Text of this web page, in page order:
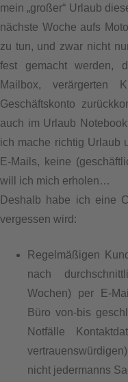
mein „großer“ Urlaub
nächste Woche aufs
zu tun, und zwar nicht
fest gemacht werden,
Mailbox, verärgerten
Geschäftskonto
auch im Urlaub
ich mache richtig Urlaub
E-Mails, keine
will ich mich erholen…
Deshalb habe ich eine
vergessen wird:
Regelmäßigen
nach
Wochen) per E-
Büro von-bis
Notfälle
nicht jedermanns